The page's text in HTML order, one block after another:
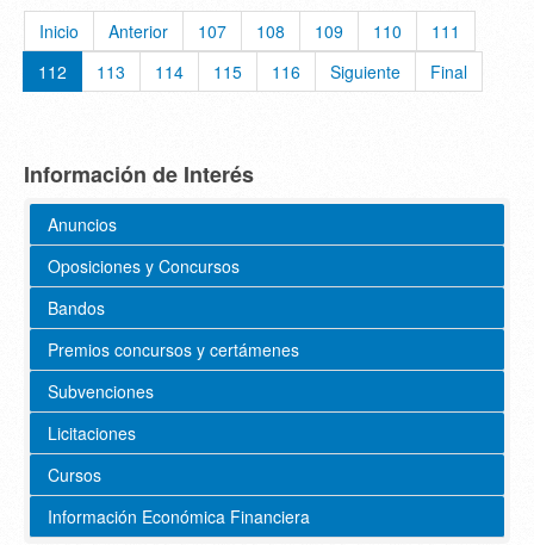
Inicio Anterior 107 108 109 110
111
112
113 114 115 116 Siguiente Final
Información de Interés
Anuncios
Oposiciones y Concursos
Bandos
Premios concursos y certámenes
Subvenciones
Licitaciones
Cursos
Información Económica Financiera